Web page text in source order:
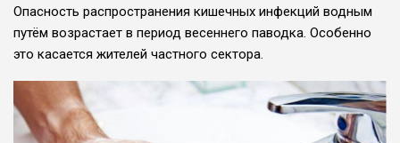
Опасность распространения кишечных инфекций водным
путём возрастает в период весеннего паводка. Особенно
это касается жителей частного сектора.